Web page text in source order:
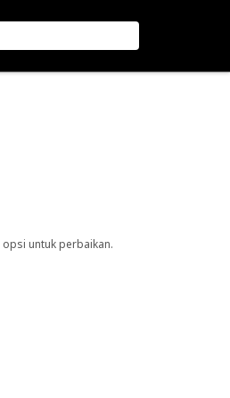
untuk perbaikan.